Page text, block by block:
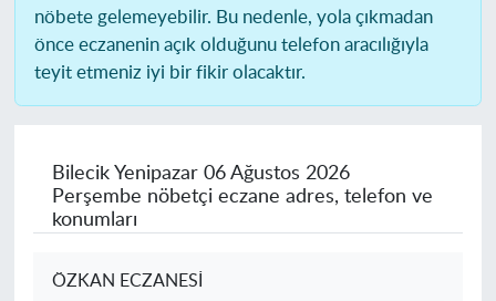
nöbete gelemeyebilir. Bu nedenle, yola çıkmadan
önce eczanenin açık olduğunu telefon aracılığıyla
teyit etmeniz iyi bir fikir olacaktır.
Bilecik Yenipazar06 Ağustos 2026
Perşembe nöbetçi eczane adres, telefon ve
konumları
ÖZKAN ECZANESİ